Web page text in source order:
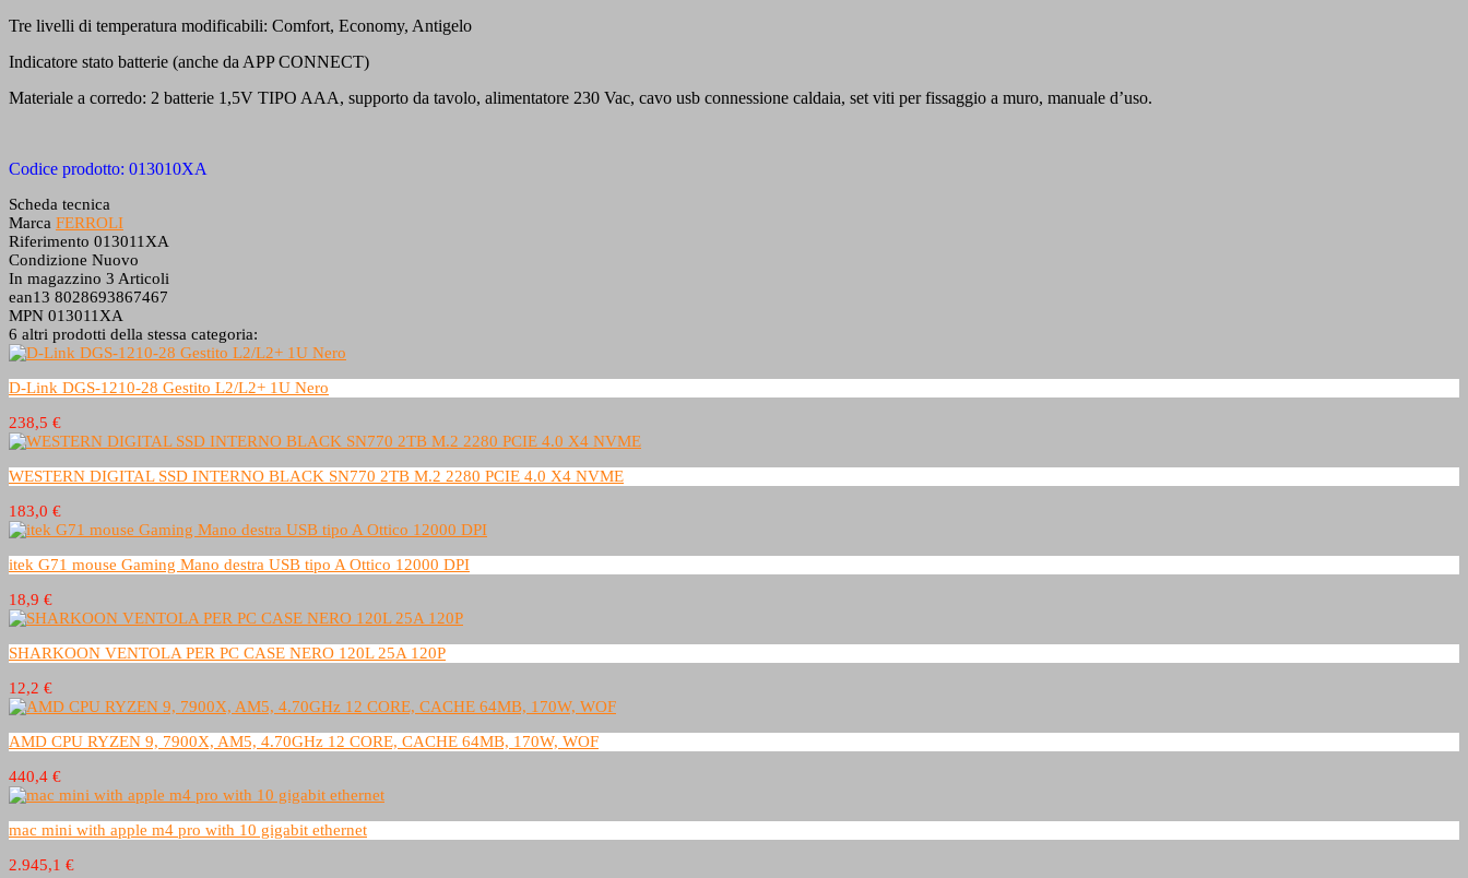
Tre livelli di temperatura modificabili: Comfort, Economy, Antigelo
Indicatore stato batterie (anche da APP CONNECT)
Materiale a corredo: 2 batterie 1,5V TIPO AAA, supporto da tavolo, alimentatore 230 Vac, cavo usb connessione caldaia, set viti per fissaggio a muro, manuale d’uso.
Codice prodotto: 013010XA
Scheda tecnica
Marca FERROLI
Riferimento 013011XA
Condizione Nuovo
In magazzino 3 Articoli
ean13 8028693867467
MPN 013011XA
6 altri prodotti della stessa categoria:
D-Link DGS-1210-28 Gestito L2/L2+ 1U Nero
238,5 €
WESTERN DIGITAL SSD INTERNO BLACK SN770 2TB M.2 2280 PCIE 4.0 X4 NVME
183,0 €
itek G71 mouse Gaming Mano destra USB tipo A Ottico 12000 DPI
18,9 €
SHARKOON VENTOLA PER PC CASE NERO 120L 25A 120P
12,2 €
AMD CPU RYZEN 9, 7900X, AM5, 4.70GHz 12 CORE, CACHE 64MB, 170W, WOF
440,4 €
mac mini with apple m4 pro with 10 gigabit ethernet
2.945,1 €